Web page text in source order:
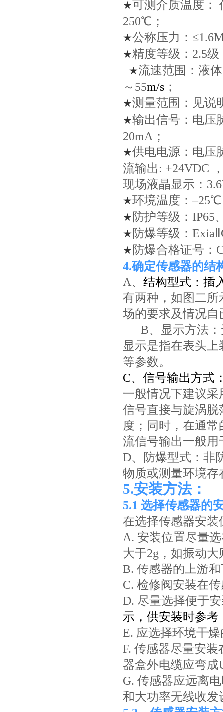
★可测介质温度：
250℃；
★公称压力：
★精度等级：2.5级
★流速范围：液
～55m/s ；
★测量范围：见说
★输出信号：电压
20mA；
★供电电源：电压
流输出: +24VDC
现场液晶显示：
★环境温度：
★ 防护等级：IP65
★ 防爆等级：
★ 防爆合格证号：
4.确定传感器的结
A、 结构型式：插
有两种，如图二所
场的要求及情况
B、显示方法
显示是指在表头
等参数。
C、信号输出方式
一般情况下建议
信号直接与旋涡脱
度；同时，在通
流信号输出一般用
D、防爆型式：非
物质或测量环境存
5.安装方法：
5.1 选择传感器的
在选择传感器安装
A. 安装位置尽量
大于2g，如振动
B. 传感器的上游
C. 检修阀安装在
D. 尽量选择便于
示，供安装时参考
E. 应选择
F. 传感器尽量安装
器盒外电缆应弯成
G. 传感器应远离
和大功率无线收发